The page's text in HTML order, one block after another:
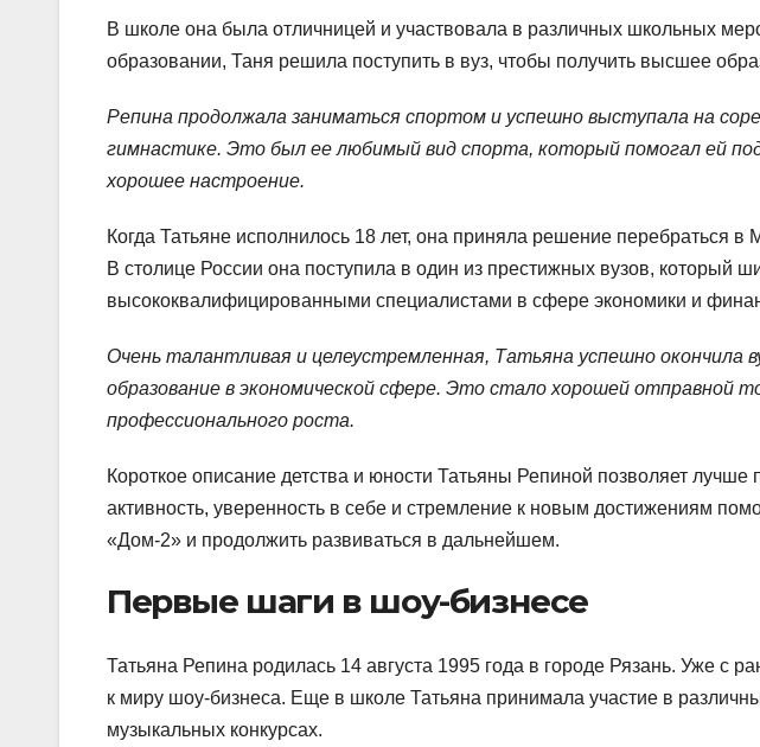
В школе она была отличницей и участвовала в различных школьных
образовании, Таня решила поступить в вуз, чтобы получить высшее
Репина продолжала заниматься спортом и успешно выступала на
гимнастике. Это был ее любимый вид спорта, который помогал ей
хорошее настроение.
Когда Татьяне исполнилось 18 лет, она приняла решение перебраться в
В столице России она поступила в один из престижных вузов, который
высококвалифицированными специалистами в сфере экономики и
Очень талантливая и целеустремленная, Татьяна успешно окончила
образование в экономической сфере. Это стало хорошей отправной
профессионального роста.
Короткое описание детства и юности Татьяны Репиной позволяет
активность, уверенность в себе и стремление к новым достижениям
«Дом-2» и продолжить развиваться в дальнейшем.
Первые шаги в шоу-бизнесе
Татьяна Репина родилась 14 августа 1995 года в городе Рязань. Уже с
к миру шоу-бизнеса. Еще в школе Татьяна принимала участие в
музыкальных конкурсах.